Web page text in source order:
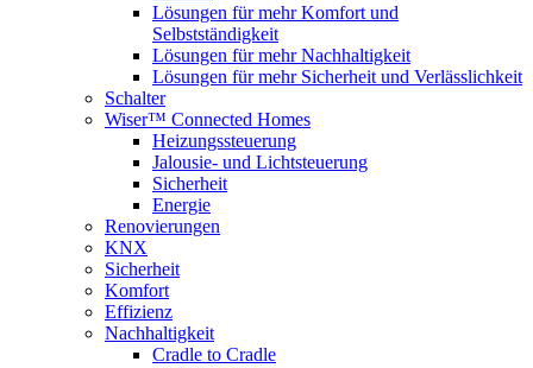
Lösungen für mehr Komfort und
Selbstständigkeit
Lösungen für mehr Nachhaltigkeit
Lösungen für mehr Sicherheit und Verlässlichkeit
Schalter
Wiser™ Connected Homes
Heizungssteuerung
Jalousie- und Lichtsteuerung
Sicherheit
Energie
Renovierungen
KNX
Sicherheit
Komfort
Effizienz
Nachhaltigkeit
Cradle to Cradle